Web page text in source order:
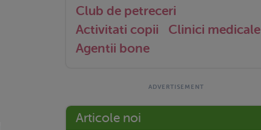
Club de petreceri
Activitati copii
Clinici medicale
Agentii bone
Articole noi